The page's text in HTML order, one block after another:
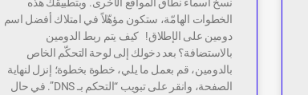
الخطوات الهامّة، ستكون مؤهّلاً في امتلاك أفضل اسم
دومين على الإطلاق! كيف يتم ربط الدومين
بالاستضافة؟ بعد دخولك إلى لوحة التحكّم الخاص
بالدومين، قم بعمل ما يلي، خطوة بخطوة؛ إنزل لنهاية
الصفحة، وانقر على تبويب “التحكم بـ DNS”. في حال